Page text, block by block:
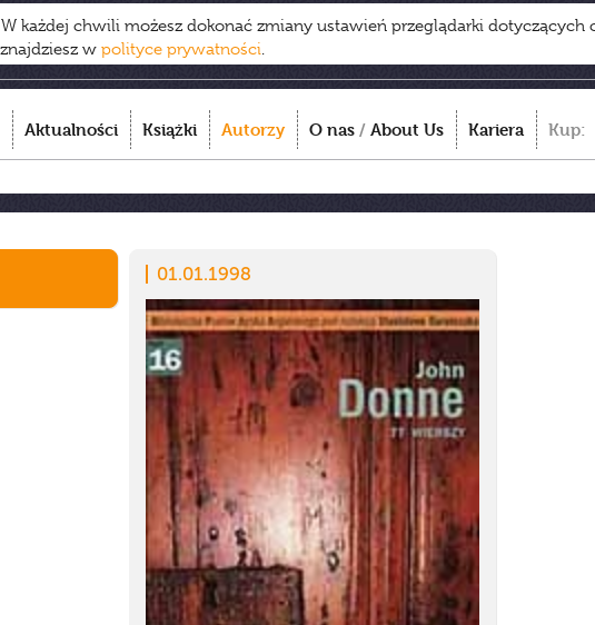
każdej chwili możesz dokonać zmiany ustawień przeglądarki dotyczących
w polityce prywatności.
Aktualności Książki Autorzy O nas / About Us Kariera Kup:
01.01.1998